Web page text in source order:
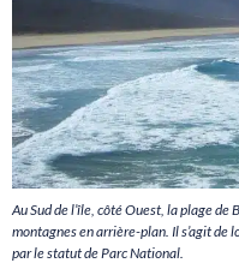
Au Sud de l’île, côté Ouest, la plage
montagnes en arrière-plan. Il s’agit de
par le statut de Parc National.